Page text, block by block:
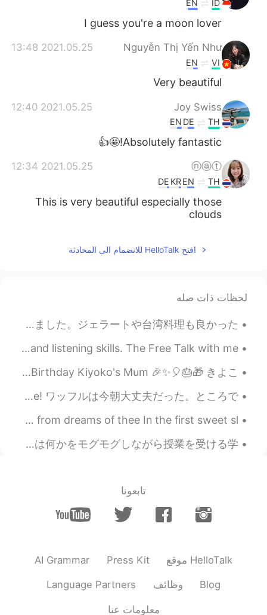
ID
EN
I guess you're a moon lover
Nguyễn Thị Yến Như
2021.05.25 13:48
VI
EN
Very beautiful
Joy Swiss
2021.05.25 12:40
TH
DE
EN
Absolutely fantastic!🤩👍
ⓝⓐⓣ
2021.05.25 12:34
TH
EN
KR
DE
This is very beautiful especially those
clouds
افتح HelloTalk للانضمام الى المحادثة
لحظات ذات صله
神楽坂のあたりを探検しました〜 タイの豆でいれたドリップコーヒーは面白かったです。最初はもっとダークな味だったけど、時間が経つにつれて、酸味やライトな味を出ました。ジェラートや台湾料理も良かった...
Live Classes are a great way to develop both speaking and listening skills. The Free Talk with me...
Yesterday's sunset was very beautiful 昨日の夕陽はすごくきれいだった！🥰🌇🌇 Happy Birthday Kiyoko's Mum 🎉✨🎈🎂🎁 きよこ...
yaay, the waffle turned out okay this morning. also, good morning everyone! ワッフルは今朝大丈夫だった。ところで, ...
The Indian Serenade by Percy Bysshe Shelley. I arise from dreams of thee In the first sweet sl...
コロナのせいで大学の授業が全面onlineに変わってからもう一年以上経ったのでみんなonline授業に慣れている。アメリカの雰囲気ってすごく自由だから、最初は何かをモグモグしながら授業を受ける学...
تابعونا
AI Grammar Press Kit موقع HelloTalk
Language Partners وظائف Blog
معلومات عنا